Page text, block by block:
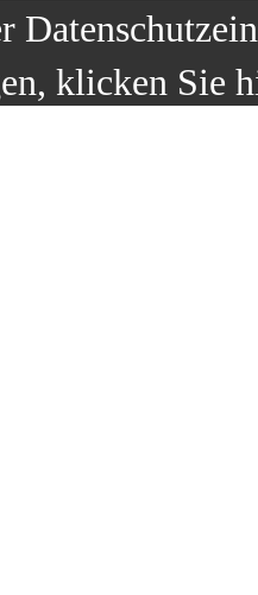
klicken Sie